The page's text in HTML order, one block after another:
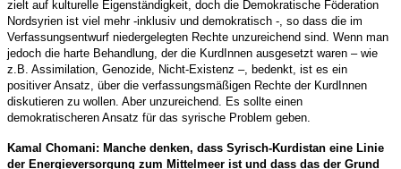
zielt auf kulturelle Eigenständigkeit, doch die Demokratische Föderation
Nordsyrien ist viel mehr -inklusiv und demokratisch -, so dass die im
Verfassungsentwurf niedergelegten Rechte unzureichend sind. Wenn man
jedoch die harte Behandlung, der die KurdInnen ausgesetzt waren – wie
z.B. Assimilation, Genozide, Nicht-Existenz –, bedenkt, ist es ein
positiver Ansatz, über die verfassungsmäßigen Rechte der KurdInnen
diskutieren zu wollen. Aber unzureichend. Es sollte einen
demokratischeren Ansatz für das syrische Problem geben.
Kamal Chomani: Manche denken, dass Syrisch-Kurdistan eine Linie
der Energieversorgung zum Mittelmeer ist und dass das der Grund